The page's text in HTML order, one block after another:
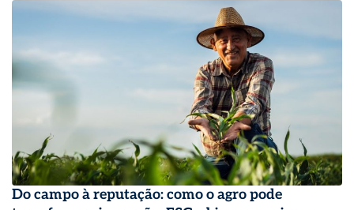
Do campo à reputação: como o agro pode